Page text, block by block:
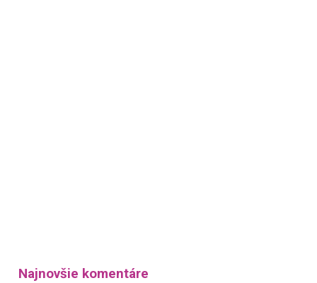
Najnovšie komentáre